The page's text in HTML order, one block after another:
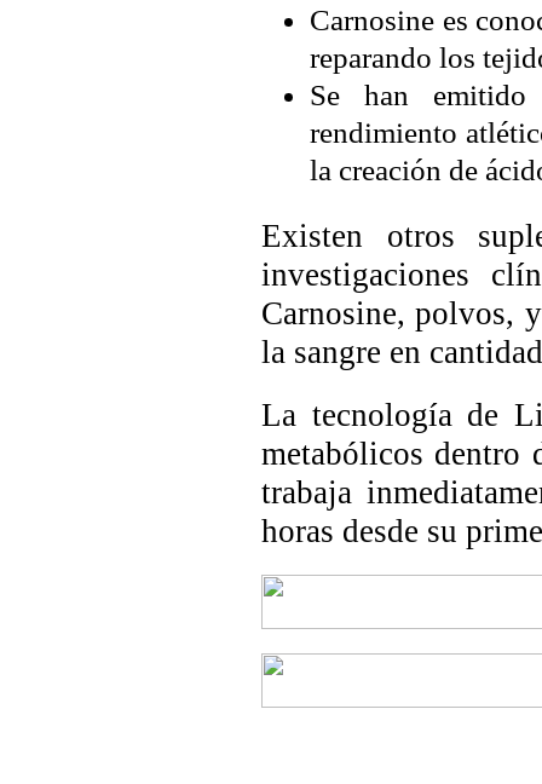
Carnosine es
reparando los
Se han emitido
rendimiento
la creación de
Existen otros
investigaciones
Carnosine, polvos,
la sangre en
La tecnología de
metabólicos dentro
trabaja
horas desde su